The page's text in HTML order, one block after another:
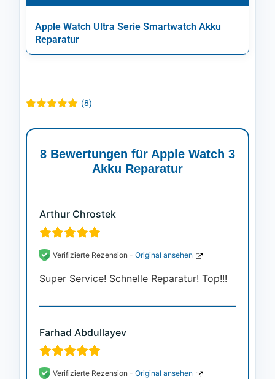
Apple Watch Ultra Serie Smartwatch Akku
Reparatur
5.00von 5,
basierend
Kundenbewertungen
(8)
8 Bewertungen für Apple Watch 3
Akku Reparatur
Arthur Chrostek
Verifizierte Rezension - Original ansehen
Super Service! Schnelle Reparatur! Top!!!
Farhad Abdullayev
Verifizierte Rezension - Original ansehen